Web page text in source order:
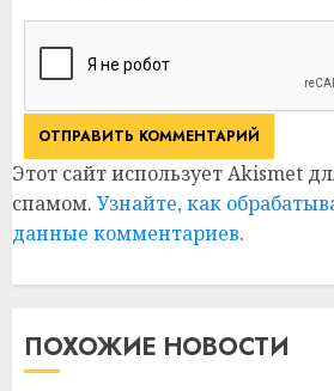
Этот сайт использует Akismet
спамом. Узнайте, как
данные комментариев.
ПОХОЖИЕ НОВОСТИ